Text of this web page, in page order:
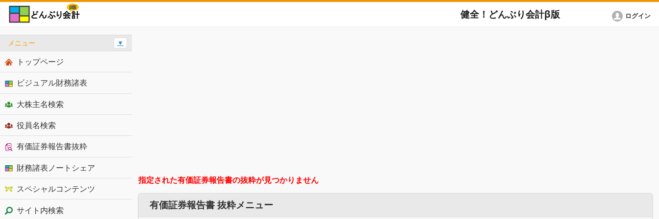
健全！どんぶり会計β版 ログイン
指定された有価証券報告書の抜粋が見つかりません
有価証券報告書 抜粋メニュー
メニュー ▼
トップページ
ビジュアル財務諸表
大株主名検索
役員名検索
有価証券報告書抜粋
財務諸表ノートシェア
スペシャルコンテンツ
サイト内検索